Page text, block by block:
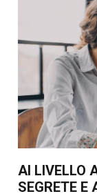
AI LIVELLO
SEGRETE E